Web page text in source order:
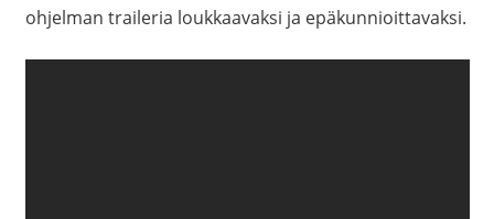
ohjelman traileria loukkaavaksi ja epäkunnioittavaksi.